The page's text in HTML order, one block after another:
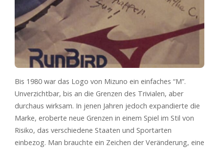
Bis 1980 war das Logo von Mizuno ein einfaches “M”.
Unverzichtbar, bis an die Grenzen des Trivialen, aber
durchaus wirksam. In jenen Jahren jedoch expandierte die
Marke, eroberte neue Grenzen in einem Spiel im Stil von
Risiko, das verschiedene Staaten und Sportarten
einbezog. Man brauchte ein Zeichen der Veränderung, eine